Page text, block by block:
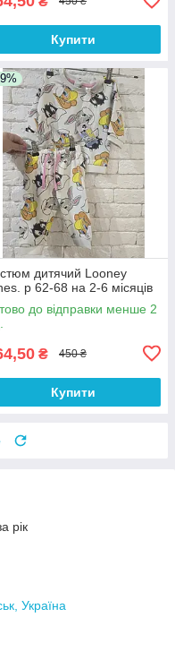
Купити
дитячий Looney
р 62-68 на 2-6 місяців
до відправки менше 2
₴ 450 ₴
Купити
рік
Україна